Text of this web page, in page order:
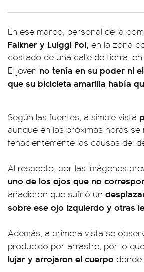
En ese marco, personal de la
Falkner y Luiggi Pol, en la zona
costado de una calle de tierra,
El joven no tenía en su poder ni
que su bicicleta amarilla había
Según las fuentes, a simple vista
aunque en las próximas horas
fehacientemente las causas del
Al respecto, por las imágenes
uno de los ojos que no
añadieron que sufrió un
sobre ese ojo izquierdo y otras
Además, a primera vista se
producido por arrastre, por lo
lujar y arrojaron el cuerpo donde